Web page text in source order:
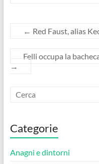
← Red Faust, alias
Felli occupa la
→
Categorie
Anagni e dintorni